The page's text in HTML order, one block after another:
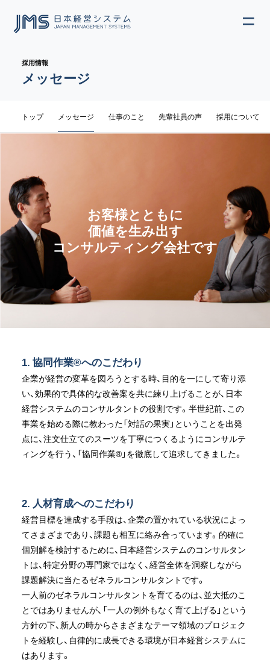
JP
採用情報
メッセージ
サブメニュー
トップ メッセージ 仕事のこと 先輩社員の声 採用について
お客様とともに
価値を生み出す
コンサルティング会社です
1. 協同作業®へのこだわり
企業が経営の変革を図ろうとする時、目的を一にして寄り添
い、効果的で具体的な改善案を共に練り上げることが、日本
経営システムのコンサルタントの役割です。半世紀前、この
事業を始める際に教わった「対話の果実」ということを出発
点に、注文仕立てのスーツを丁寧につくるようにコンサルテ
ィングを行う、「協同作業®」を徹底して追求してきました。
2. 人材育成へのこだわり
経営目標を達成する手段は、企業の置かれている状況によっ
てさまざまであり、課題も相互に絡み合っています。的確に
個別解を検討するために、日本経営システムのコンサルタン
トは、特定分野の専門家ではなく、経営全体を洞察しながら
課題解決に当たるゼネラルコンサルタントです。
一人前のゼネラルコンサルタントを育てるのは、並大抵のこ
とではありませんが、「一人の例外もなく育て上げる」という
方針の下、新人の時からさまざまなテーマ領域のプロジェク
トを経験し、自律的に成長できる環境が日本経営システムに
はあります。